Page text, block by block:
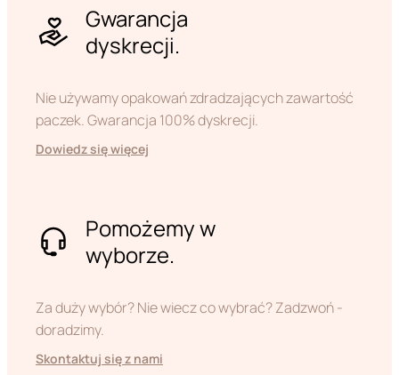
Gwarancja
dyskrecji.
Nie używamy opakowań zdradzających zawartość
paczek. Gwarancja 100% dyskrecji.
Dowiedz się więcej
Pomożemy w
wyborze.
Za duży wybór? Nie wiecz co wybrać? Zadzwoń -
doradzimy.
Skontaktuj się z nami